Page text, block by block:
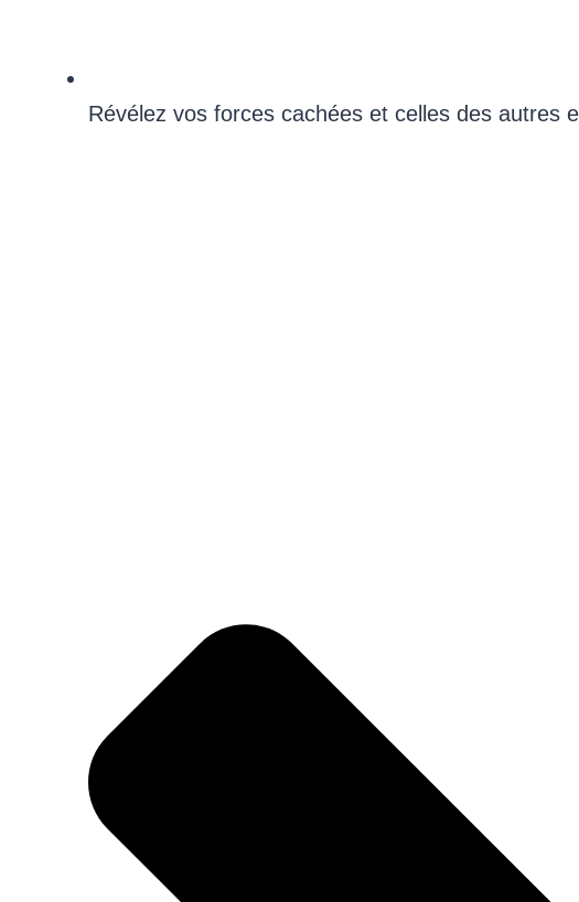
Révélez vos forces cachées et celles des autres